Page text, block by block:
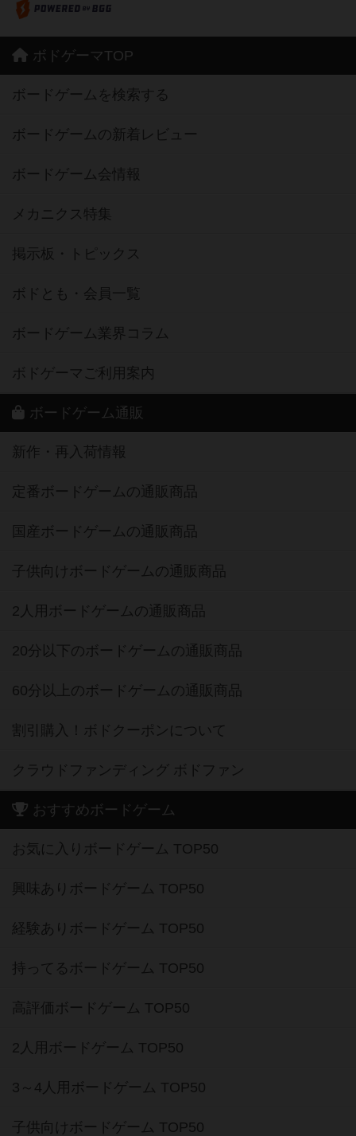
ボドゲーマTOP
ボードゲームを検索する
ボードゲームの新着レビュー
ボードゲーム会情報
メカニクス特集
掲示板・トピックス
ボドとも・会員一覧
ボードゲーム業界コラム
ボドゲーマご利用案内
ボードゲーム通販
新作・再入荷情報
定番ボードゲームの通販商品
国産ボードゲームの通販商品
子供向けボードゲームの通販商品
2人用ボードゲームの通販商品
20分以下のボードゲームの通販商品
60分以上のボードゲームの通販商品
割引購入！ボドクーポンについて
クラウドファンディング ボドファン
おすすめボードゲーム
お気に入りボードゲーム TOP50
興味ありボードゲーム TOP50
経験ありボードゲーム TOP50
持ってるボードゲーム TOP50
高評価ボードゲーム TOP50
2人用ボードゲーム TOP50
3～4人用ボードゲーム TOP50
子供向けボードゲーム TOP50